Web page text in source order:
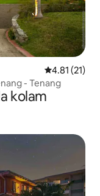
Penarafan
4.81 (21)
- Tenang
kolam